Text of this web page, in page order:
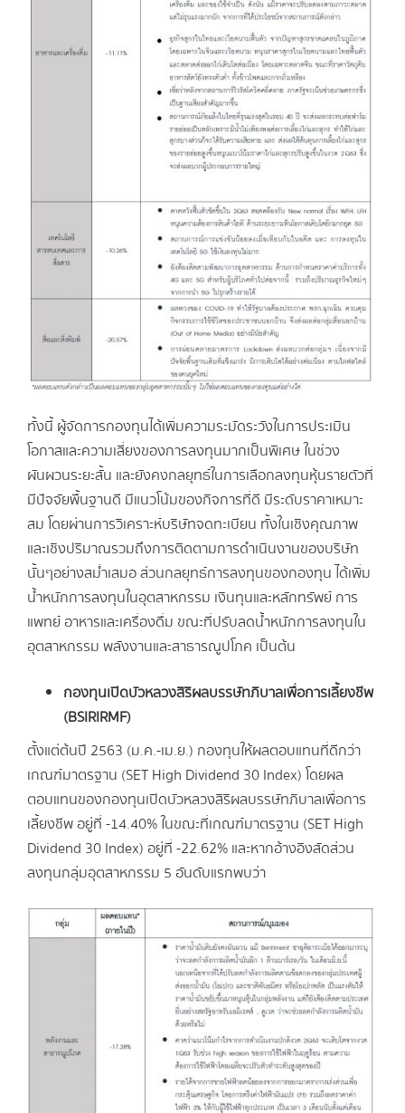
ทั้งนี้ ผู้จัดการกองทุนได้เพิ่มความระมัดระวังในการประเมิน
โอกาสและความเสี่ยงของการลงทุนมากเป็นพิเศษ ในช่วง
ผันผวนระยะสั้น และยังคงกลยุทธ์ในการเลือกลงทุนหุ้นรายตัวที่
มีปัจจัยพื้นฐานดี มีแนวโน้มของกิจการที่ดี มีระดับราคาเหมาะ
สม โดยผ่านการวิเคราะห์บริษัทจดทะเบียน ทั้งในเชิงคุณภาพ
และเชิงปริมาณรวมถึงการติดตามการดำเนินงานของบริษัท
นั้นๆอย่างสม่ำเสมอ ส่วนกลยุทธ์การลงทุนของกองทุน ได้เพิ่ม
น้ำหนักการลงทุนในอุตสาหกรรม เงินทุนและหลักทรัพย์ การ
แพทย์ อาหารและเครื่องดื่ม ขณะที่ปรับลดน้ำหนักการลงทุนใน
อุตสาหกรรม พลังงานและสาธารณูปโภค เป็นต้น
กองทุนเปิดบัวหลวงสิริผลบรรษัทภิบาลเพื่อการเลี้ยงชีพ
(BSIRIRMF)
ตั้งแต่ต้นปี 2563 (ม.ค.-เม.ย.) กองทุนให้ผลตอบแทนที่ดีกว่า
เกณฑ์มาตรฐาน (SET High Dividend 30 Index) โดยผล
ตอบแทนของกองทุนเปิดบัวหลวงสิริผลบรรษัทภิบาลเพื่อการ
เลี้ยงชีพ อยู่ที่ -14.40% ในขณะที่เกณฑ์มาตรฐาน (SET High
Dividend 30 Index) อยู่ที่ -22.62% และหากอ้างอิงสัดส่วน
ลงทุนกลุ่มอุตสาหกรรม 5 อันดับแรกพบว่า